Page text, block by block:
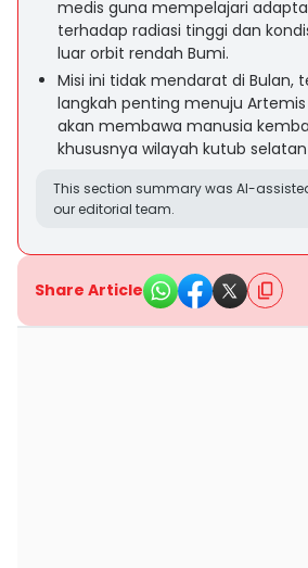
medis guna mempelajari
terhadap radiasi tinggi dan
luar orbit rendah Bumi.
Misi ini tidak mendarat di Bulan,
langkah penting menuju Artemis
akan membawa manusia
khususnya wilayah kutub selatan
This section summary was AI-
our editorial team.
Share Article